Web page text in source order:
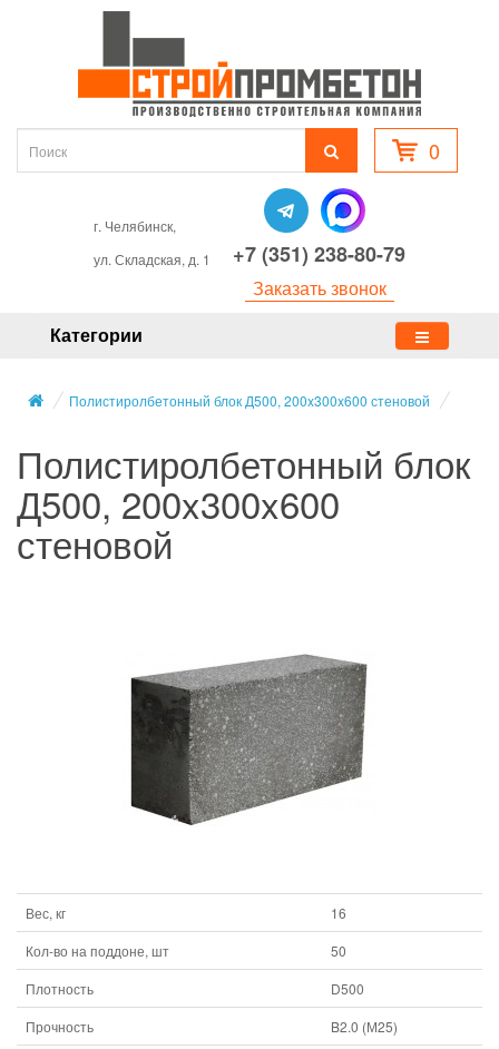
0
г. Челябинск,
ул. Складская, д. 1
+7 (351) 238-80-79
Заказать звонок
Категории
Полистиролбетонный блок Д500, 200x300x600 стеновой
Полистиролбетонный блок
Д500, 200x300x600
стеновой
Вес, кг
16
Кол-во на поддоне, шт
50
Плотность
D500
Прочность
B2.0 (М25)